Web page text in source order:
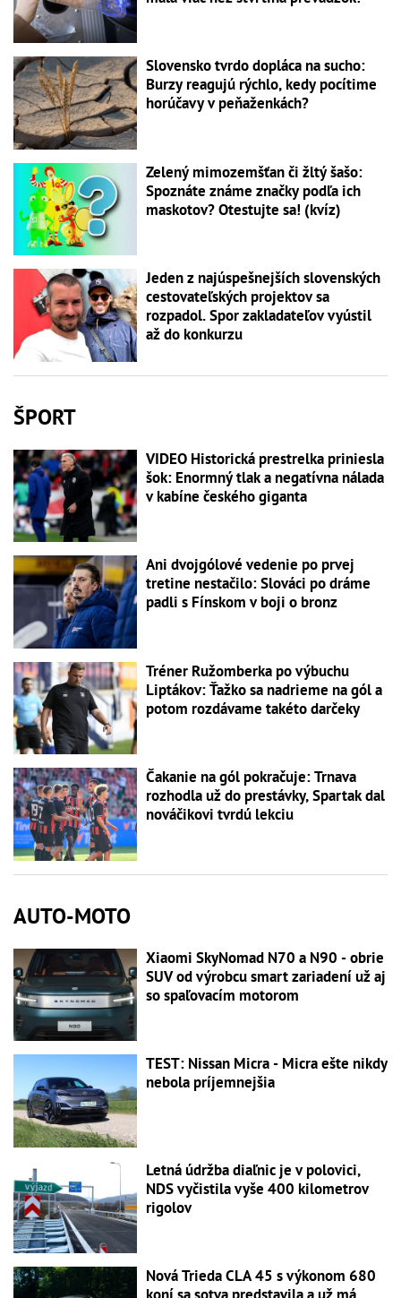
Slovensko tvrdo dopláca na sucho:
Burzy reagujú rýchlo, kedy pocítime
horúčavy v peňaženkách?
Zelený mimozemšťan či žltý šašo:
Spoznáte známe značky podľa ich
maskotov? Otestujte sa! (kvíz)
Jeden z najúspešnejších slovenských
cestovateľských projektov sa
rozpadol. Spor zakladateľov vyústil
až do konkurzu
ŠPORT
VIDEO Historická prestrelka priniesla
šok: Enormný tlak a negatívna nálada
v kabíne českého giganta
Ani dvojgólové vedenie po prvej
tretine nestačilo: Slováci po dráme
padli s Fínskom v boji o bronz
Tréner Ružomberka po výbuchu
Liptákov: Ťažko sa nadrieme na gól a
potom rozdávame takéto darčeky
Čakanie na gól pokračuje: Trnava
rozhodla už do prestávky, Spartak dal
nováčikovi tvrdú lekciu
AUTO-MOTO
Xiaomi SkyNomad N70 a N90 - obrie
SUV od výrobcu smart zariadení už aj
so spaľovacím motorom
TEST: Nissan Micra - Micra ešte nikdy
nebola príjemnejšia
Letná údržba diaľnic je v polovici,
NDS vyčistila vyše 400 kilometrov
rigolov
Nová Trieda CLA 45 s výkonom 680